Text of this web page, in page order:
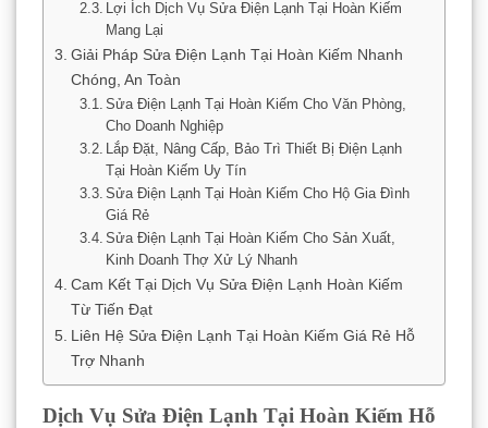
Lợi Ích Dịch Vụ Sửa Điện Lạnh Tại Hoàn Kiếm
Mang Lại
Giải Pháp Sửa Điện Lạnh Tại Hoàn Kiếm Nhanh
Chóng, An Toàn
Sửa Điện Lạnh Tại Hoàn Kiếm Cho Văn Phòng,
Cho Doanh Nghiệp
Lắp Đặt, Nâng Cấp, Bảo Trì Thiết Bị Điện Lạnh
Tại Hoàn Kiếm Uy Tín
Sửa Điện Lạnh Tại Hoàn Kiếm Cho Hộ Gia Đình
Giá Rẻ
Sửa Điện Lạnh Tại Hoàn Kiếm Cho Sản Xuất,
Kinh Doanh Thợ Xử Lý Nhanh
Cam Kết Tại Dịch Vụ Sửa Điện Lạnh Hoàn Kiếm
Từ Tiến Đạt
Liên Hệ Sửa Điện Lạnh Tại Hoàn Kiếm Giá Rẻ Hỗ
Trợ Nhanh
Dịch Vụ Sửa Điện Lạnh Tại Hoàn Kiếm Hỗ